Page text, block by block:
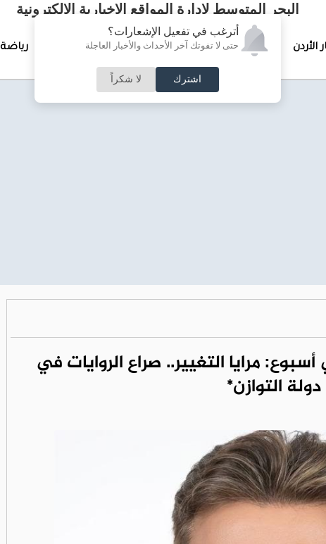
أترغب في تفعيل الإشعارات؟
حتى لا تفوتك آخر الأحداث والأخبار العاجلة
اشترك لا شكراً
البحر المتوسط لإدارة المواقع الإخبارية الالكترونية
الأردن تغطيات خاصة لقاء الأسبوع جرائم وحوادث رياضة
مرايا التغيير.. صراع الروايات في
دولة التوازن*